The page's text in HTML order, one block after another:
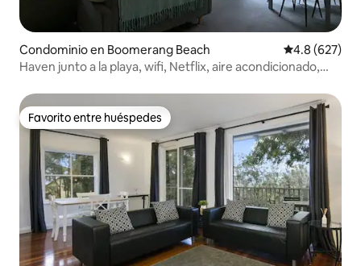
Condominio en Boomerang Beach Calificación
4.8 (627)
Haven junto a la playa, wifi, Netflix, aire acondicionado,
Favorito entre huéspedes
Favorito entre huéspedes